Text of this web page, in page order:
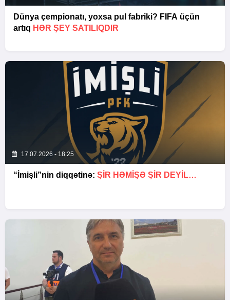
Dünya çempionatı, yoxsa pul fabriki? FIFA üçün
artıq HƏR ŞEY SATILIQDIR
17.07.2026 - 18:25
“İmişli”nin diqqətinə: ŞIR HƏMIŞƏ ŞIR DEYIL…